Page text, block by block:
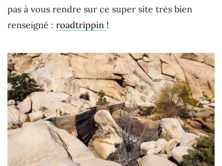
pas à vous rendre sur ce super site très bien
renseigné : roadtrippin !